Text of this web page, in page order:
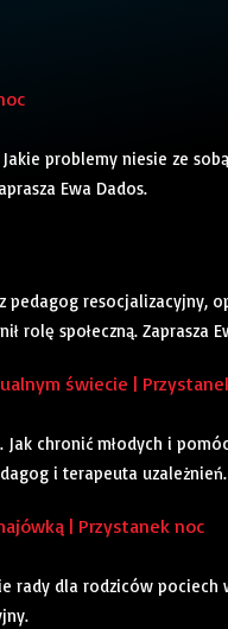
problemy niesie ze
Ewa Dados.
pedagog resocjalizacyjny,
rolę społeczną. Zaprasza
świecie |
chronić młodych i
i terapeuta uzależnień.
| Przystanek noc
rady dla rodziców pociech